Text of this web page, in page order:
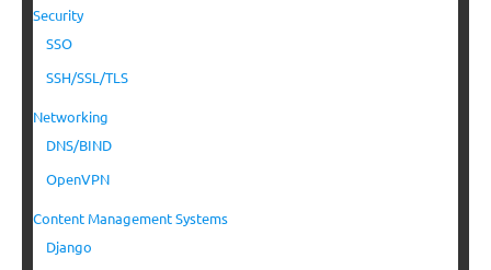
Security
SSO
SSH/SSL/TLS
Networking
DNS/BIND
OpenVPN
Content Management Systems
Django